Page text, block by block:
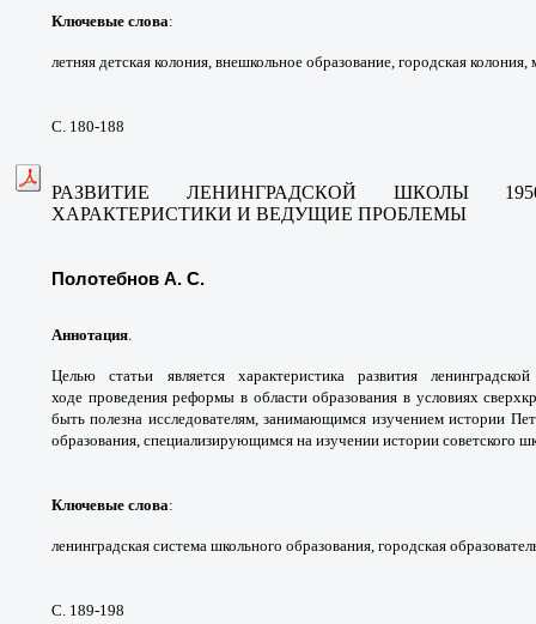
Ключевые слова:
летняя детская колония, внешкольное образование, городская колония,
С. 180-188
РАЗВИТИЕ ЛЕНИНГРАДСКОЙ ШКОЛЫ
ХАРАКТЕРИСТИКИ И ВЕДУЩИЕ ПРОБЛЕМЫ
Полотебнов А. С.
Аннотация.
Целью статьи является характеристика развития
ходе проведения реформы в области образованияв условиях
быть полезна исследователям,занимающимся изучением истории
образования, специализирующимся на изучении истории советского
Ключевые слова:
ленинградская система школьного образования, городская
С. 189-198